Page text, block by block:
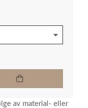
av material- eller